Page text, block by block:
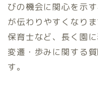
びの機会に関心を示
が伝わりやすくなり
保育士など、長く園
変遷・歩みに関する
す。